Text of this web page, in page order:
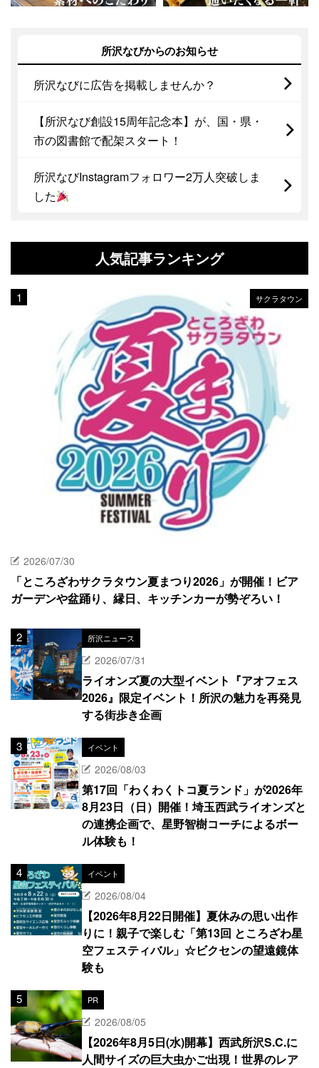
所沢なびからのお知らせ
所沢なびに広告を掲載しませんか？
【所沢なび創設15周年記念本】が、国・県・
市の図書館で配架スタート！
所沢なびInstagramフォロワー2万人突破しま
した
人気記事ランキング
サクラタウン
2026/07/30
「ところざわサクラタウン夏まつり2026」が開催！ビア
ガーデンや盆踊り、縁日、キッチンカーが勢ぞろい！
所沢ニュース
2026/07/31
ライオンズ夏の大型イベント『アオフェス
2026』限定イベント！所沢の魅力を再発見
する街歩き企画
イベント
2026/08/03
第17回「わくわくトコ夏ランド」が2026年
8月23日（日）開催！埼玉西武ライオンズと
の連携企画で、星野智樹コーチによるボー
ル体験も！
イベント
2026/08/04
【2026年8月22日開催】夏休みの思い出作
りに！親子で楽しむ「第13回 ところざわ星
空フェスティバル」☆ビクセンの望遠鏡体
験も
PR
2026/08/05
【2026年8月5日(水)開幕】西武所沢S.C.に
人間サイズの巨大虫かご出現！世界のレア